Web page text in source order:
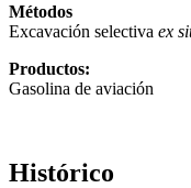
Métodos
Excavación selectiva ex
Productos:
Gasolina de
Histórico